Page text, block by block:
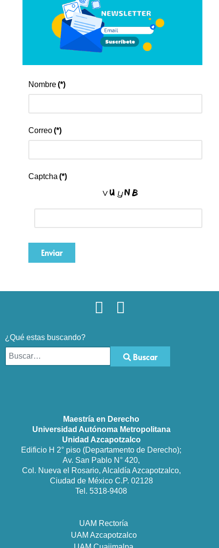
Nombre(*)
Correo(*)
Captcha (*)
Enviar
¿Qué estas buscando?
Buscar
Maestría en Derecho
Universidad Autónoma Metropolitana
Unidad Azcapotzalco
Edificio H 2° piso (Departamento de Derecho);
Av. San Pablo N° 420,
Col. Nueva el Rosario, Alcaldía Azcapotzalco,
Ciudad de México C.P. 02128
Tel. 5318-9408
UAM Rectoría
UAM Azcapotzalco